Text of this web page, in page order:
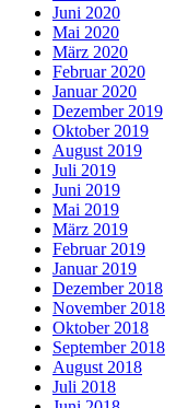
Juni 2020
Mai 2020
März 2020
Februar 2020
Januar 2020
Dezember 2019
Oktober 2019
August 2019
Juli 2019
Juni 2019
Mai 2019
März 2019
Februar 2019
Januar 2019
Dezember 2018
November 2018
Oktober 2018
September 2018
August 2018
Juli 2018